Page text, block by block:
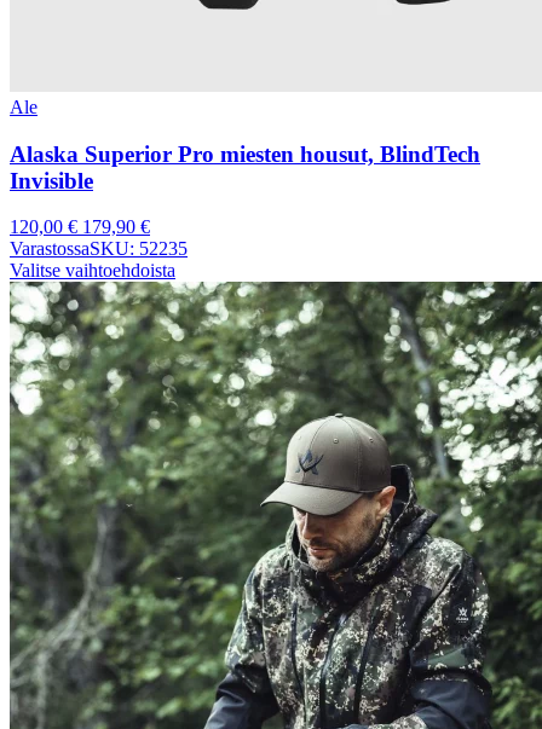
Ale
Alaska Superior Pro miesten housut, BlindTech
Invisible
120,00 € 179,90 €
VarastossaSKU: 52235
Valitse vaihtoehdoista